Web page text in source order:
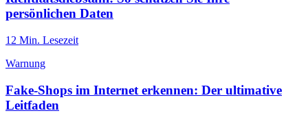
persönlichen Daten
12 Min. Lesezeit
Warnung
Fake-Shops im Internet erkennen: Der ultimative
Leitfaden